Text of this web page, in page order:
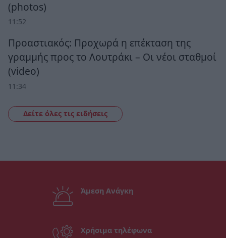
(photos)
11:52
Προαστιακός: Προχωρά η επέκταση της
γραμμής προς το Λουτράκι – Οι νέοι σταθμοί
(video)
11:34
Δείτε όλες τις ειδήσεις
Άμεση Ανάγκη
Χρήσιμα τηλέφωνα